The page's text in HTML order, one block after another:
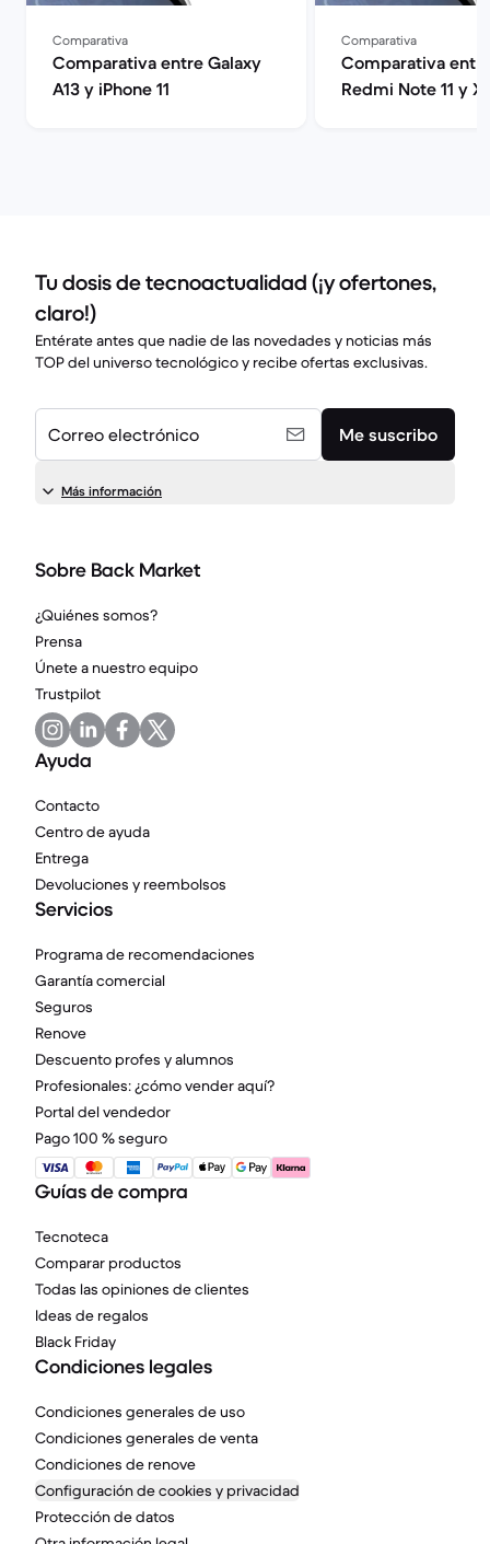
Comparativa
Comparativa entre Galaxy
A13 y iPhone 11
Comparativa
Comparativa
Redmi Note 11 y
Tu dosis de tecnoactualidad (¡y ofertones,
claro!)
Entérate antes que nadie de las novedades y noticias más
TOP del universo tecnológico y recibe ofertas exclusivas.
Correo electrónico Me suscribo
Más información
Sobre Back Market
¿Quiénes somos?
Prensa
Únete a nuestro equipo
Trustpilot
Ayuda
Contacto
Centro de ayuda
Entrega
Devoluciones y reembolsos
Servicios
Programa de recomendaciones
Garantía comercial
Seguros
Renove
Descuento profes y alumnos
Profesionales: ¿cómo vender aquí?
Portal del vendedor
Pago 100 % seguro
Guías de compra
Tecnoteca
Comparar productos
Todas las opiniones de clientes
Ideas de regalos
Black Friday
Condiciones legales
Condiciones generales de uso
Condiciones generales de venta
Condiciones de renove
Configuración de cookies y privacidad
Protección de datos